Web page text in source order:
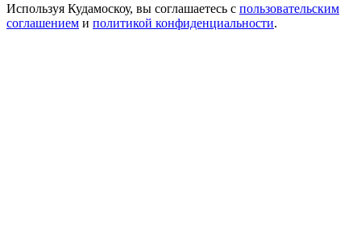
Используя Кудамоскоу, вы соглашаетесь с пользовательским
соглашением и политикой конфиденциальности.